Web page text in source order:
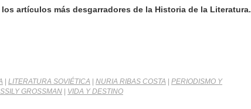
artículos más desgarradores de la Historia de la Literatura.
LITERATURA SOVIÉTICA NURIA RIBAS COSTA
PERIODISMO Y
GROSSMAN VIDA Y DESTINO